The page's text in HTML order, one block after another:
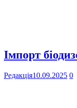
Імпорт
Редакція10.09.2025 0